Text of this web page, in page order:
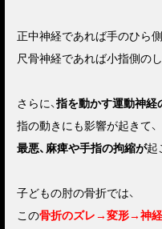
正中神経であれば手のひら側
尺骨神経であれば小指側のし
さらに、指を動かす運動神経
指の動きにも影響が起きて、
最悪、麻痺や手指の拘縮が起
子どもの肘の骨折では、
この骨折のズレ→変形→神